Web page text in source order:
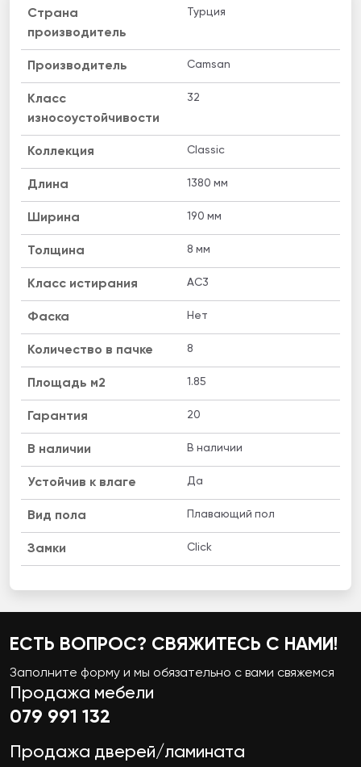
Страна
производитель
Турция
Производитель Camsan
Класс
износоустойчивости
32
Коллекция Classic
Длина 1380 мм
Ширина 190 мм
Толщина 8 мм
Класс истирания AC3
Фаска Нет
Количество в пачке 8
Площадь м2 1.85
Гарантия 20
B наличии В наличии
Устойчив к влаге Да
Вид пола Плавающий пол
Замки Click
ЕСТЬ ВОПРОС? СВЯЖИТЕСЬ С НАМИ!
Заполните форму и мы обязательно с вами свяжемся
Продажа мебели
079 991 132
Продажа дверей/ламината